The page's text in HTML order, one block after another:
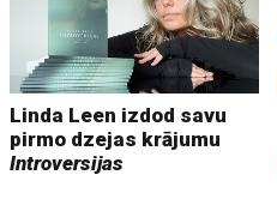
Linda Leen izdod savu
pirmo dzejas krājumu
Introversijas